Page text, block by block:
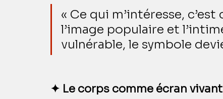
« Ce qui m’intéresse,
l’image populaire et
vulnérable, le symbole
✦ Le corps comme écran vivant